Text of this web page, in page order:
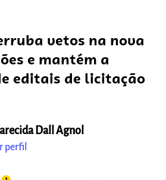
vetos na nova
e mantém a
editais de licitação
Dall Agnol
perfil